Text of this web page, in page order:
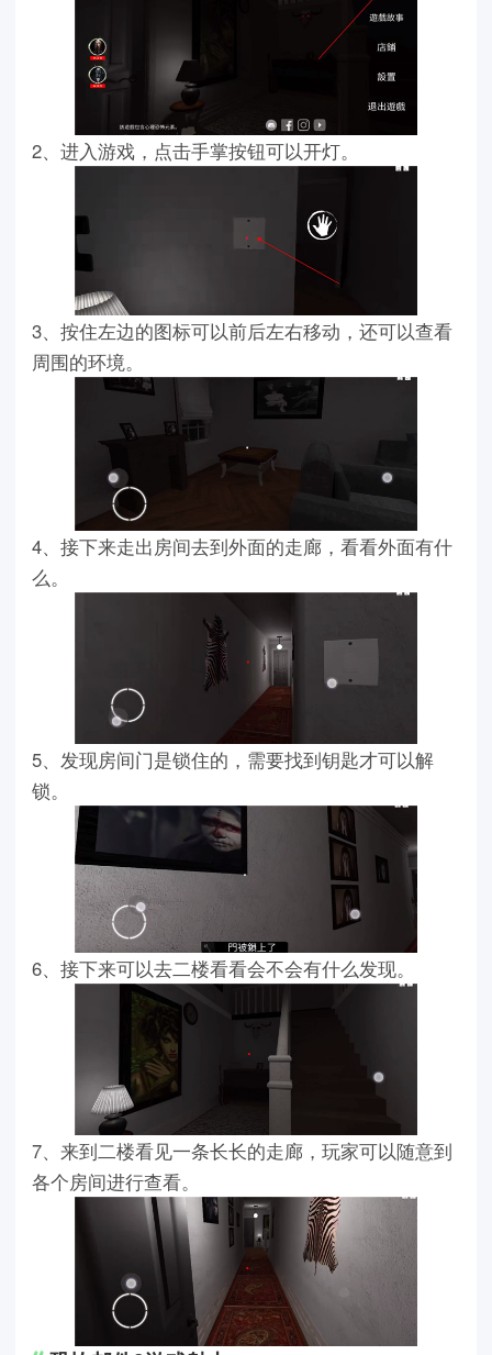
2、进入游戏，点击手掌按钮可以开灯。
3、按住左边的图标可以前后左右移动，还可以查看
周围的环境。
4、接下来走出房间去到外面的走廊，看看外面有什
么。
5、发现房间门是锁住的，需要找到钥匙才可以解
锁。
6、接下来可以去二楼看看会不会有什么发现。
7、来到二楼看见一条长长的走廊，玩家可以随意到
各个房间进行查看。